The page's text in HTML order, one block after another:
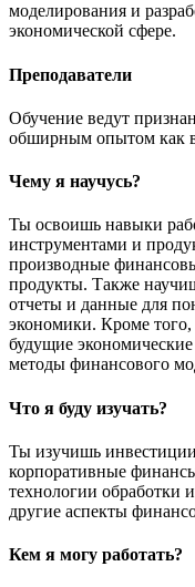
моделирования и
экономической сфере.
Преподаватели
Обучение ведут
обширным опытом как
Чему я научусь?
Ты освоишь навыки
инструментами и
производные
продукты. Также
отчеты и данные для
экономики. Кроме
будущие
методы финансового
Что я буду изучать?
Ты изучишь
корпоративные
технологии обработки
другие аспекты
Кем я могу работать?